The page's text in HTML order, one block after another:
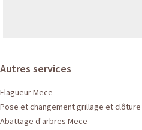
Autres services
Elagueur Mece
Pose et changement grillage et clôture
Abattage d'arbres Mece